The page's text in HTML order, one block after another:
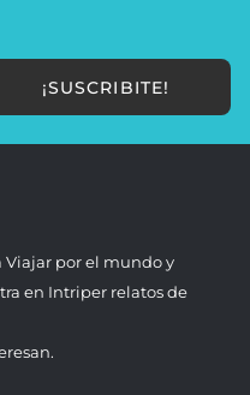
¡SUSCRIBITE!
Viajar por el mundo y
en Intriper relatos de